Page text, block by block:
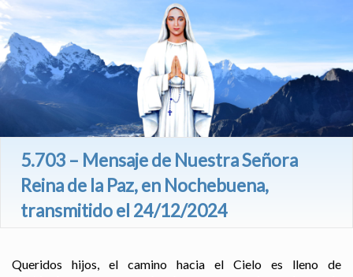
5.703 – Mensaje de Nuestra Señora
Reina de la Paz, en Nochebuena,
transmitido el 24/12/2024
Queridos hijos, el camino hacia el Cielo es lleno de